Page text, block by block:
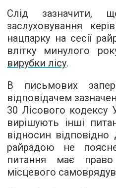
Слід зазначити,
заслуховування
нацпарку на сесії
влітку минулого
вирубки лісу.
В письмових
відповідачем
30 Лісового кодексу
вирішують інші
відносин
райрадою не
питання має право
місцевого